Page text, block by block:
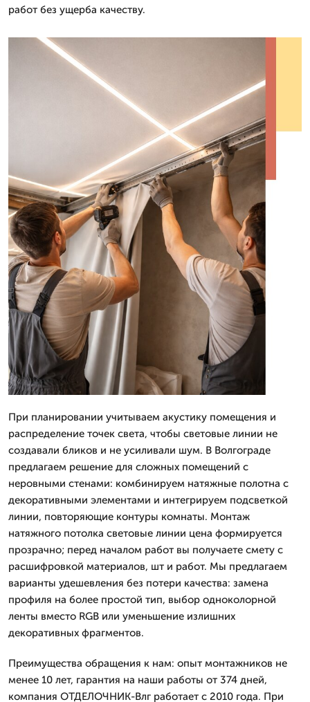
работ без ущерба качеству.
При планировании учитываем акустику помещения и
распределение точек света, чтобы световые линии не
создавали бликов и не усиливали шум. В Волгограде
предлагаем решение для сложных помещений с
неровными стенами: комбинируем натяжные полотна с
декоративными элементами и интегрируем подсветкой
линии, повторяющие контуры комнаты. Монтаж
натяжного потолка световые линии цена формируется
прозрачно; перед началом работ вы получаете смету с
расшифровкой материалов, шт и работ. Мы предлагаем
варианты удешевления без потери качества: замена
профиля на более простой тип, выбор одноколорной
ленты вместо RGB или уменьшение излишних
декоративных фрагментов.
Преимущества обращения к нам: опыт монтажников не
менее 10 лет, гарантия на наши работы от 374 дней,
компания ОТДЕЛОЧНИК-Влг работает с 2010 года. При